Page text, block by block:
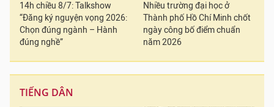
14h chiều 8/7: Talkshow
“Đăng ký nguyện vọng 2026:
Chọn đúng ngành – Hành
đúng nghề”
Nhiều trường đại học ở
Thành phố Hồ Chí Minh chốt
ngày công bố điểm chuẩn
năm 2026
TIẾNG DÂN